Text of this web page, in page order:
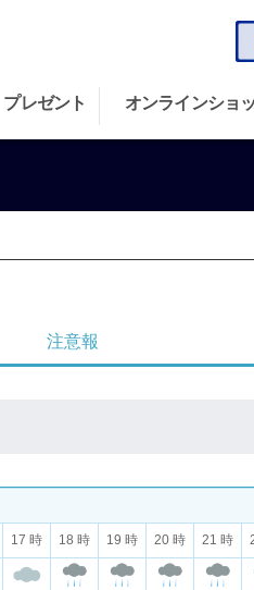
プレゼント オンラインショ
注意報
17 時 18 時 19 時 20 時 21 時